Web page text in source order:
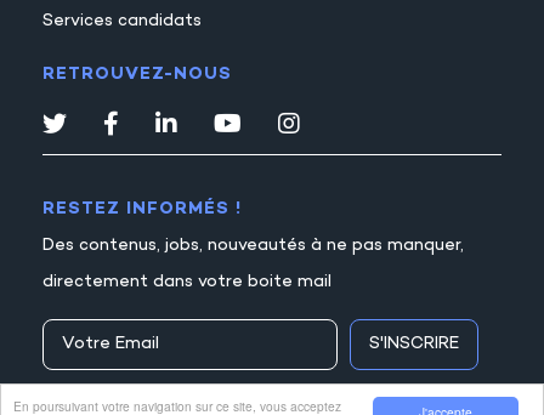
En poursuivant votre navigation sur ce site, vous acceptez
Services candidats
RETROUVEZ-NOUS
RESTEZ INFORMÉS !
Des contenus, jobs, nouveautés à ne pas manquer,
directement dans votre boite mail
S'INSCRIRE